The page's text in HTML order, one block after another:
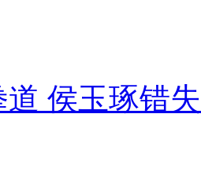
侯玉琢错